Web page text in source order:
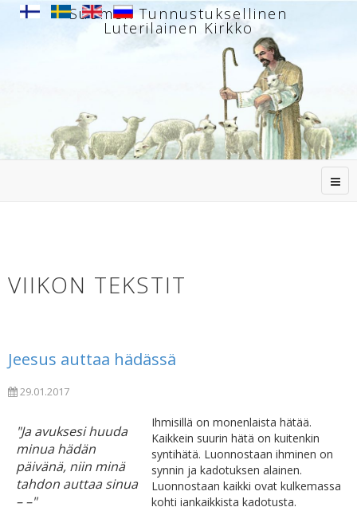
Suomen Tunnustuksellinen
Luterilainen Kirkko
VIIKON TEKSTIT
Jeesus auttaa hädässä
29.01.2017
"Ja avuksesi huuda
minua hädän
päivänä, niin minä
tahdon auttaa sinua
– –"
Ihmisillä on monenlaista hätää.
Kaikkein suurin hätä on kuitenkin
syntihätä. Luonnostaan ihminen on
synnin ja kadotuksen alainen.
Luonnostaan kaikki ovat kulkemassa
kohti iankaikkista kadotusta.